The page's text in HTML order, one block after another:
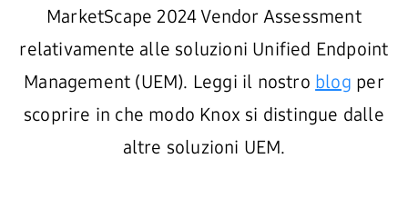
MarketScape 2024 Vendor Assessment
relativamente alle soluzioni Unified Endpoint
Management (UEM). Leggi il nostro blog per
scoprire in che modo Knox si distingue dalle
altre soluzioni UEM.